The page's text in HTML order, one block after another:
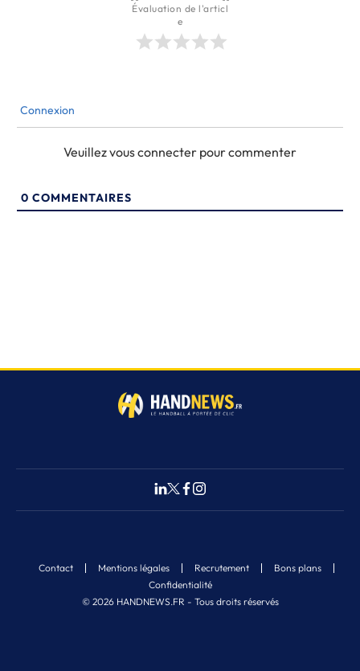
Évaluation de l'articl
e
Connexion
Veuillez vous connecter pour commenter
0 COMMENTAIRES
© 2026 HANDNEWS.FR - Tous droits réservés
Contact Mentions légales Recrutement
Bons plans
Confidentialité